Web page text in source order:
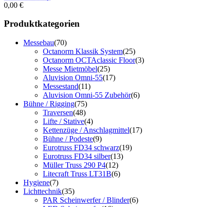
0,00 €
Produktkategorien
Messebau(70)
Octanorm Klassik System(25)
Octanorm OCTAclassic Floor(3)
Messe Mietmöbel(25)
Aluvision Omni-55(17)
Messestand(11)
Aluvision Omni-55 Zubehör(6)
Bühne / Rigging(75)
Traversen(48)
Lifte / Stative(4)
Kettenzüge / Anschlagmittel(17)
Bühne / Podeste(9)
Eurotruss FD34 schwarz(19)
Eurotruss FD34 silber(13)
Müller Truss 290 P4(12)
Litecraft Truss LT31B(6)
Hygiene(7)
Lichttechnik(35)
PAR Scheinwerfer / Blinder(6)